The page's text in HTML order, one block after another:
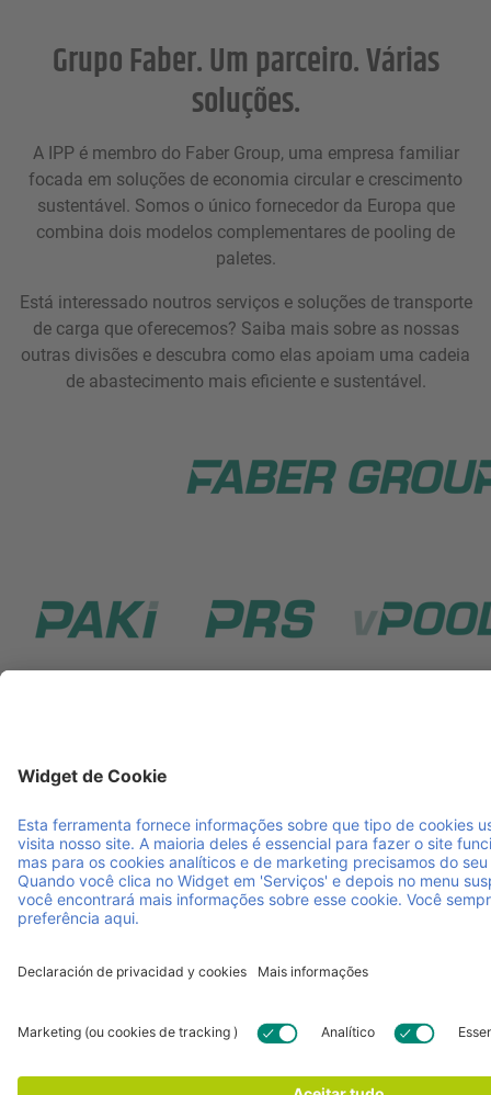
Grupo Faber. Um parceiro. Várias
soluções.
A IPP é membro do Faber Group, uma empresa familiar
focada em soluções de economia circular e crescimento
sustentável. Somos o único fornecedor da Europa que
combina dois modelos complementares de pooling de
paletes.
Está interessado noutros serviços e soluções de transporte
de carga que oferecemos? Saiba mais sobre as nossas
outras divisões e descubra como elas apoiam uma cadeia
de abastecimento mais eficiente e sustentável.
A IPP é o seu parceiro em logística inteligente e
através de um sistema de pooling reutilizável, combinando
problemas, para que possa concentrar-se no crescimento